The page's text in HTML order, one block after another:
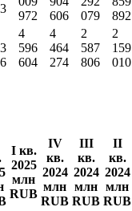
972
606
079
892
4
596
604
4
464
274
2
587
806
2
159
010
I кв.
2025
млн
RUB
IV
кв.
2024
млн
RUB
III
кв.
2024
млн
RUB
II
кв.
2024
млн
RUB